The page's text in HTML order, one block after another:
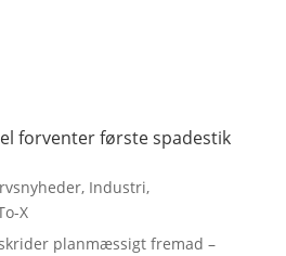
forventer første spadestik
, Industri,
X
planmæssigt fremad –